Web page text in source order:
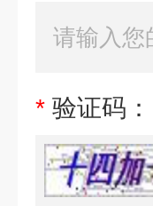
* 验证码：